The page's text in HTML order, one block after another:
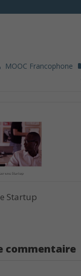
MOOC Francophone
Startup
commentaire